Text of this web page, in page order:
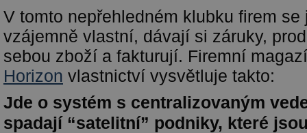
V tomto nepřehledném klubku firem se
vzájemně vlastní, dávají si záruky,
sebou zboží a fakturují. Firemní
Horizon vlastnictví vysvětluje takto:
Jde o systém s centralizovaným
spadají “satelitní” podniky, které